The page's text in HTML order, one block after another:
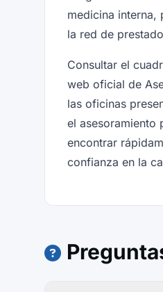
medicina
la red de
Consultar el
web oficial de
las oficinas
el asesoramiento
encontrar
confianza en la